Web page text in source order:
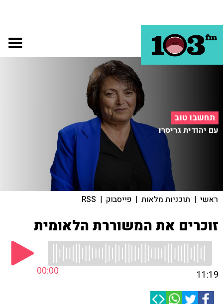
תחשבו טוב
עם יהודית גריסרו
ראשי | תוכניות מלאות | פייסבוק |
RSS
זוכרים את המשוררת הלאומית
00:00 11:19